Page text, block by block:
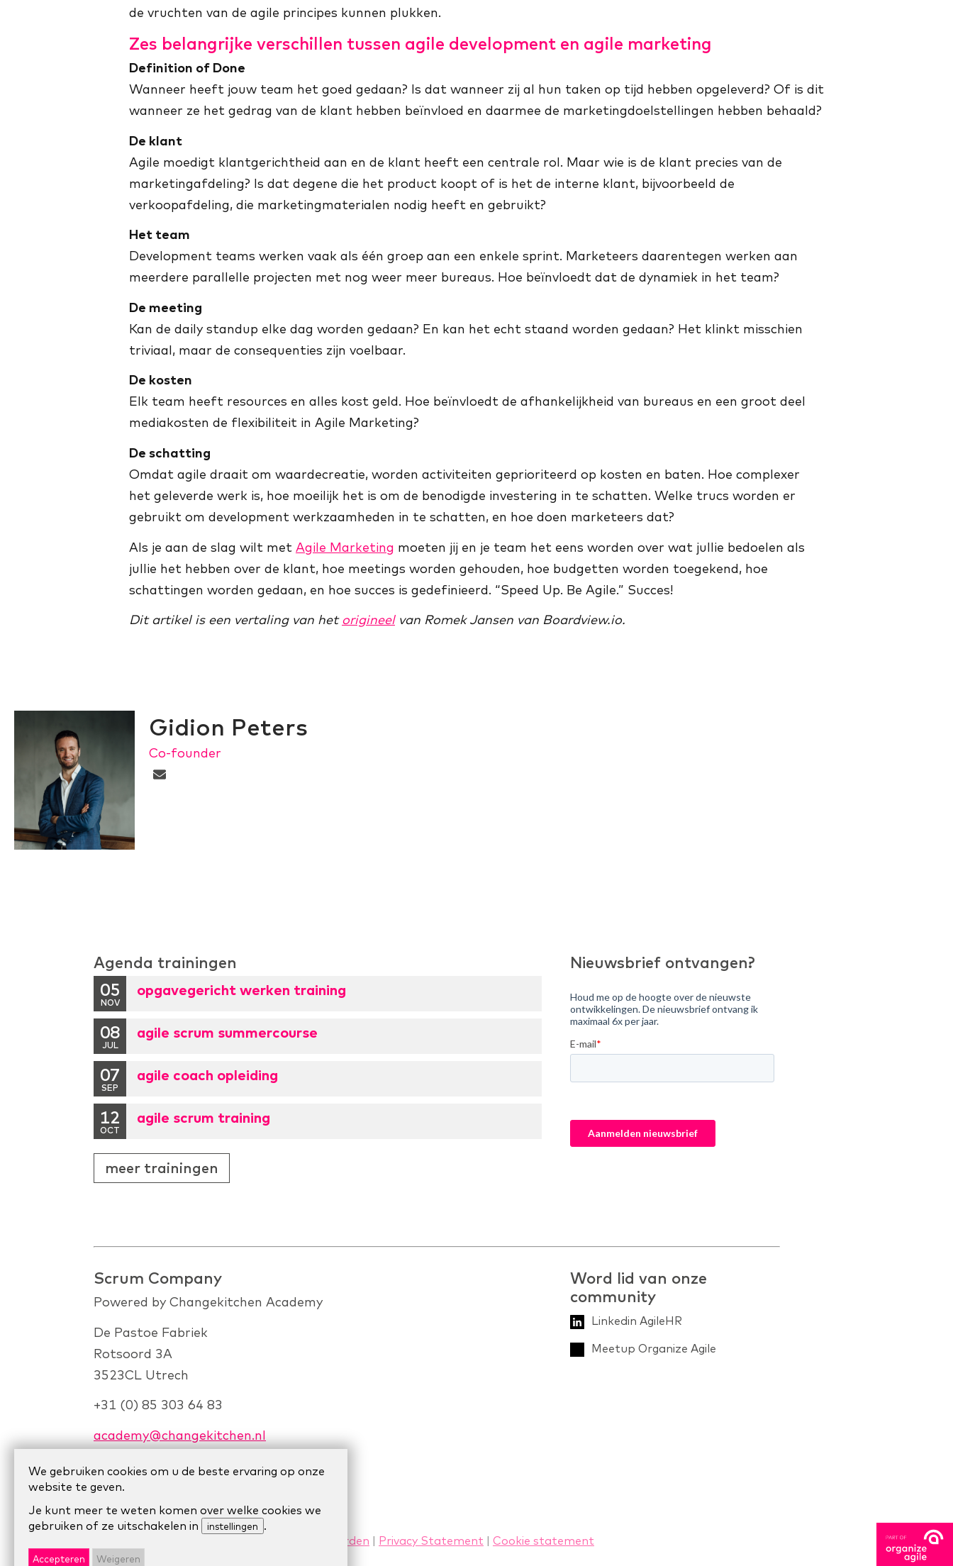
de vruchten van de agile principes kunnen plukken.
Zes belangrijke verschillen tussen agile development en agile marketing
Definition of Done
Wanneer heeft jouw team het goed gedaan? Is dat wanneer zij al hun taken op tijd hebben opgeleverd? Of is dit
wanneer ze het gedrag van de klant hebben beïnvloed en daarmee de marketingdoelstellingen hebben behaald?
De klant
Agile moedigt klantgerichtheid aan en de klant heeft een centrale rol. Maar wie is de klant precies van de
marketingafdeling? Is dat degene die het product koopt of is het de interne klant, bijvoorbeeld de
verkoopafdeling, die marketingmaterialen nodig heeft en gebruikt?
Het team
Development teams werken vaak als één groep aan een enkele sprint. Marketeers daarentegen werken aan
meerdere parallelle projecten met nog weer meer bureaus. Hoe beïnvloedt dat de dynamiek in het team?
De meeting
Kan de daily standup elke dag worden gedaan? En kan het echt staand worden gedaan? Het klinkt misschien
triviaal, maar de consequenties zijn voelbaar.
De kosten
Elk team heeft resources en alles kost geld. Hoe beïnvloedt de afhankelijkheid van bureaus en een groot deel
mediakosten de flexibiliteit in Agile Marketing?
De schatting
Omdat agile draait om waardecreatie, worden activiteiten geprioriteerd op kosten en baten. Hoe complexer
het geleverde werk is, hoe moeilijk het is om de benodigde investering in te schatten. Welke trucs worden er
gebruikt om development werkzaamheden in te schatten, en hoe doen marketeers dat?
Als je aan de slag wilt met Agile Marketing moeten jij en je team het eens worden over wat jullie bedoelen als
jullie het hebben over de klant, hoe meetings worden gehouden, hoe budgetten worden toegekend, hoe
schattingen worden gedaan, en hoe succes is gedefinieerd. “Speed Up. Be Agile.” Succes!
Dit artikel is een vertaling van hetorigineelvan Romek Jansen van Boardview.io.
Gidion Peters
Co-founder
Agenda trainingen
05
NOV
opgavegericht werken training
08
JUL
agile scrum summercourse
07
SEP
agile coach opleiding
12
OCT
agile scrum training
meer trainingen
Nieuwsbrief ontvangen?
Scrum Company
Powered by Changekitchen Academy
De Pastoe Fabriek
Rotsoord 3A
3523CL Utrech
+31 (0) 85 303 64 83
academy@changekitchen.nl
Word lid van onze
community
Linkedin AgileHR
Meetup Organize Agile
Algemene voorwaarden | Privacy Statement | Cookie statement
We gebruiken cookies om u de beste ervaring op onze
website te geven.
Je kunt meer te weten komen over welke cookies we
gebruiken of ze uitschakelen in
instellingen .
Accepteren Weigeren